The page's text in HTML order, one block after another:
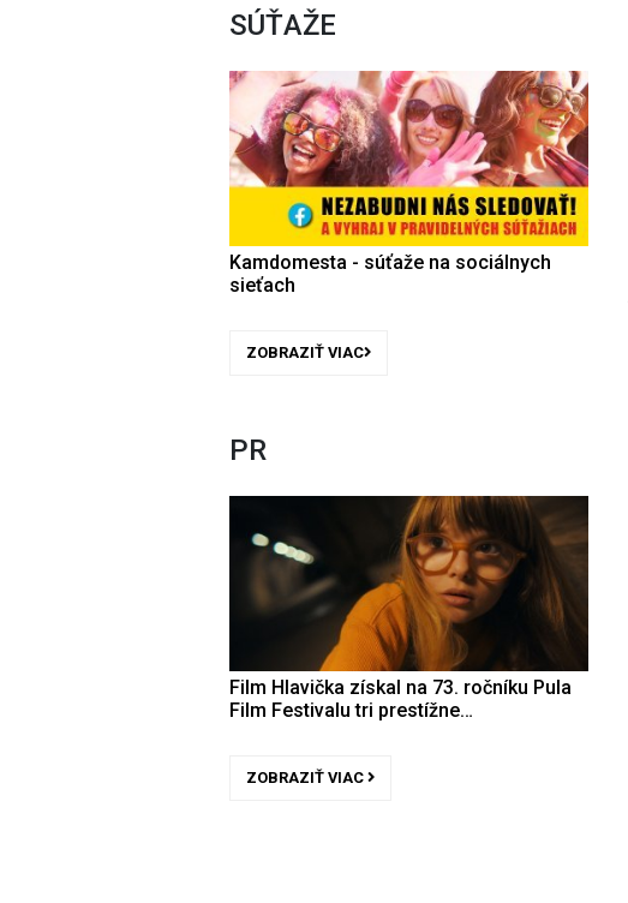
SÚŤAŽE
Kamdomesta - súťaže na sociálnych
sieťach
ZOBRAZIŤ VIAC
PR
Film Hlavička získal na 73. ročníku Pula
Film Festivalu tri prestížne…
ZOBRAZIŤ VIAC